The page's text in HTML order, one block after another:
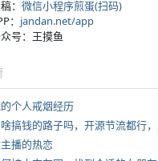
： 微信小程序煎蛋(扫码)
： jandan.net/app
号：王摸鱼
个人戒烟经历
播的热恋